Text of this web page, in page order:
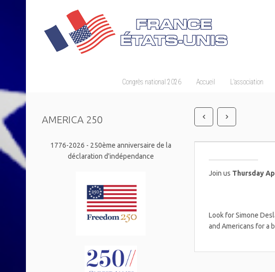
Congrès national 2026 Accueil L’association
Join us Thursday
Look for Simone
and Americans for a
AMERICA 250
1776-2026 - 250ème anniversaire de la
déclaration d'indépendance